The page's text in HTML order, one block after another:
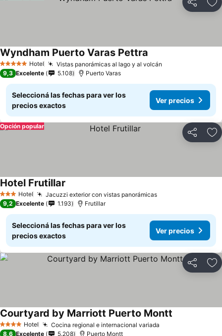
Compartir
5 Estrellas Hotel Vistas panorámicas al lago y al volcán
Wyndham Puerto Varas Pettra
9,3 Excelente 5.108 Puerto Varas
Seleccioná las fechas para ver los
precios exactos
Ver precios
Compartir
Opción popular
3 Estrellas
Hotel Jacuzzi exterior con vistas panorámicasVer precios
Hotel Frutillar
9,2 Excelente 1.193 Frutillar
Seleccioná las fechas para ver los
precios exactos
Ver precios
Compartir
4 EstrellasHotel Cocina regional e internacional variada
Courtyard by Marriott Puerto Montt
8,6 Excelente 5.208 Puerto Montt